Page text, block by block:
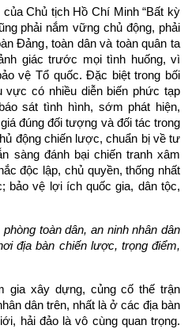
Chủ tịch Hồ Chí Minh “Bất kỳ
phải nắm vững chủ động, phải
Đảng, toàn dân và toàn quân ta
giác trước mọi tình huống, vì
vệ Tổ quốc. Đặc biệt trong bối
có nhiều diễn biến phức tạp
sát tình hình, sớm phát hiện,
đúng đối tượng và đối tác trong
động chiến lược, chuẩn bị về tư
sàng đánh bại chiến tranh xâm
độc lập, chủ quyền, thống nhất
bảo vệ lợi ích quốc gia, dân tộc,
toàn dân, an ninh nhân dân
địa bàn chiến lược, trọng điểm,
gia xây dựng, củng cố thế trận
dân trên, nhất là ở các địa bàn
hải đảo là vô cùng quan trọng.